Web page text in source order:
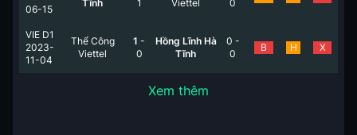
06-15
Tĩnh
1
Viettel
0
VIE D1
2023-
11-04
Thể Công
Viettel
1 -
0
Hồng Lĩnh Hà
Tĩnh
0 -
0
B H X
Xem thêm